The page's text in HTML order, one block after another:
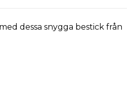
dessa snygga bestick från